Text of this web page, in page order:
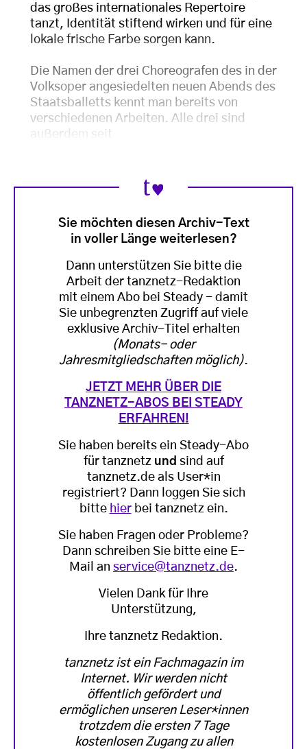
das großes internationales Repertoire
tanzt, Identität stiftend wirken und für eine
lokale frische Farbe sorgen kann.
Die Namen der drei Choreografen des in der
Volksoper angesiedelten neuen Abends des
Staatsballetts kennt man bereits von
verschiedenen Arbeiten. Alle drei sind
außerdem seit
Sie möchten diesen Archiv-Text
in voller Länge weiterlesen?
Dann unterstützen Sie bitte die
Arbeit der tanznetz-Redaktion
mit einem Abo bei Steady - damit
Sie unbegrenzten Zugriff auf viele
exklusive Archiv-Titel erhalten
(Monats- oder
Jahresmitgliedschaften möglich).
JETZT MEHR ÜBER DIE
TANZNETZ-ABOS BEI STEADY
ERFAHREN!
Sie haben bereits ein Steady-Abo
für tanznetz und sind auf
tanznetz.de als User*in
registriert? Dann loggen Sie sich
bitte hierbei tanznetz ein.
Sie haben Fragen oder Probleme?
Dann schreiben Sie bitte eine E-
Mail an service@tanznetz.de.
Vielen Dank für Ihre
Unterstützung,
Ihre tanznetz Redaktion.
tanznetz ist ein Fachmagazin im
Internet. Wir werden nicht
öffentlich gefördert und
ermöglichen unseren Leser*innen
trotzdem die ersten 7 Tage
kostenlosen Zugang zu allen